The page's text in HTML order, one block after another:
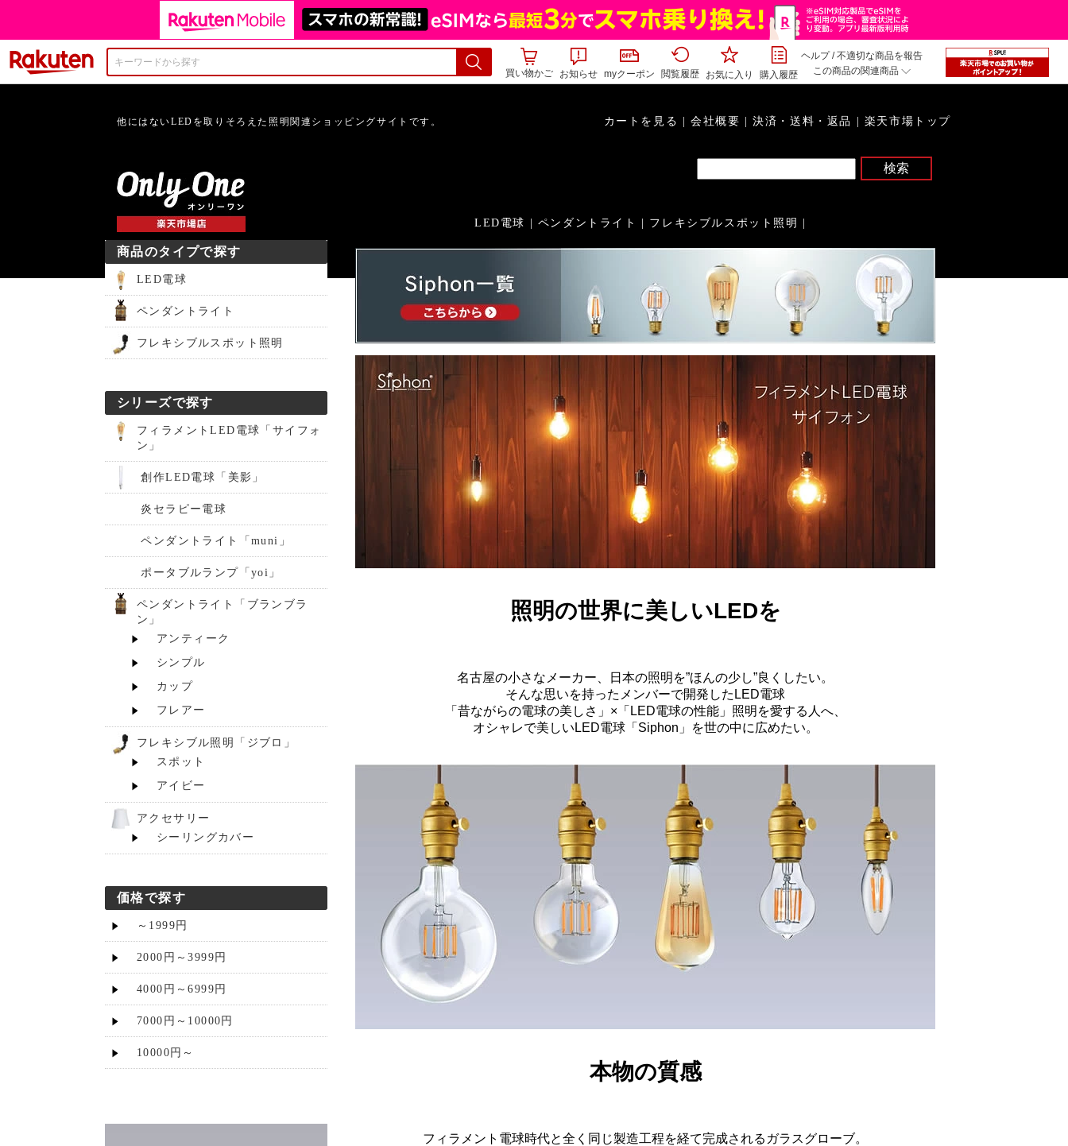
買い物かご
お知らせ myクーポン 閲覧履歴 お気に入り 購入履歴
ヘルプ/不適切な商品を報告
この商品の関連商品
他にはないLEDを取りそろえた照明関連ショッピングサイトです。 カートを見る 会社概要 |決済・送料・返品 楽天市場トップ
LED電球 ペンダントライト フレキシブルスポット照明
商品のタイプで探す
LED電球
ペンダントライト
フレキシブルスポット照明
シリーズで探す
フィラメントLED電球「サイフォ
ン」
創作LED電球「美影」
炎セラピー電球
ペンダントライト「muni」
ポータブルランプ「yoi」
ペンダントライト「ブランブラ
ン」
アンティーク
シンプル
カップ
フレアー
フレキシブル照明「ジブロ」
スポット
アイビー
アクセサリー
シーリングカバー
価格で探す
～1999円
2000円～3999円
4000円～6999円
7000円～10000円
10000円～
照明の世界に美しいLEDを
名古屋の小さなメーカー、日本の照明を”ほんの少し”良くしたい。
そんな思いを持ったメンバーで開発したLED電球
「昔ながらの電球の美しさ」×「LED電球の性能」照明を愛する人へ、
オシャレで美しいLED電球「Siphon」を世の中に広めたい。
本物の質感
フィラメント電球時代と全く同じ製造工程を経て完成されるガラスグローブ。